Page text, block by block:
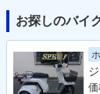
2002年 GYRO
OPY デッキタイ
カラーチェンジ
お探しのバイ